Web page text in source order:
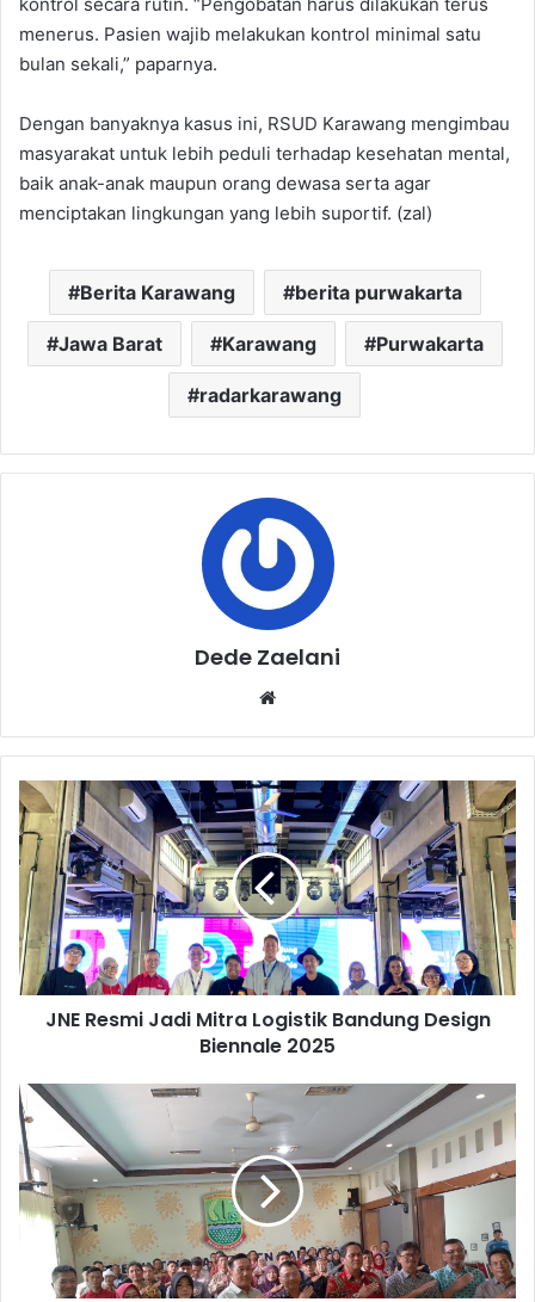
menerus. Pasien wajib melakukan kontrol minimal satu
bulan sekali,” paparnya.
Dengan banyaknya kasus ini, RSUD Karawang mengimbau
masyarakat untuk lebih peduli terhadap kesehatan mental,
baik anak-anak maupun orang dewasa serta agar
menciptakan lingkungan yang lebih suportif. (zal)
Berita Karawang berita purwakarta
Jawa Barat Karawang Purwakarta
radarkarawang
Dede Zaelani
JNE
Resmi
Jadi
Mitra
Logistik
Bandung
Design
Biennale
2025
JNE Resmi Jadi Mitra Logistik Bandung Design
Biennale 2025
DPDM
Pastikan
Tidak
Ada
Gesekan
Antara
BUMDes
Kopdes